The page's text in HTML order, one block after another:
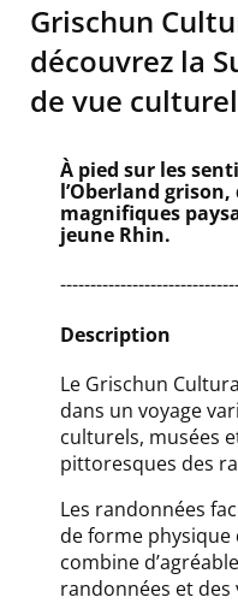
Grischun
découvrez la
de vue culturel
À pied sur les
l’Oberland
magnifiques
jeune Rhin.
Description
Le Grischun
dans un voyage
culturels, musées
pittoresques des
Les randonnées
de forme physique
combine
randonnées et